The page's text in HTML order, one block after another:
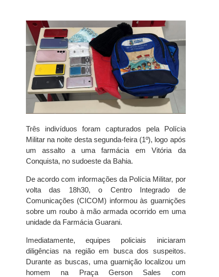
Três indivíduos foram capturados pela Polícia
Militar na noite desta segunda-feira (1º), logo após
um assalto a uma farmácia em Vitória da
Conquista, no sudoeste da Bahia.
De acordo com informações da Polícia Militar, por
volta das 18h30, o Centro Integrado de
Comunicações (CICOM) informou às guarnições
sobre um roubo à mão armada ocorrido em uma
unidade da Farmácia Guarani.
Imediatamente, equipes policiais iniciaram
diligências na região em busca dos suspeitos.
Durante as buscas, uma guarnição localizou um
homem na Praça Gerson Sales com